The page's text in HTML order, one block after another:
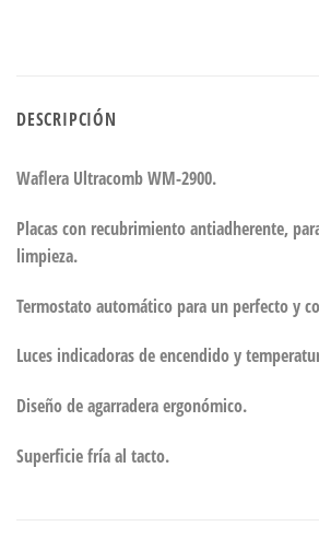
DESCRIPCIÓN
Waflera Ultracomb WM-2900.
Placas con recubrimiento antiadherente,
limpieza.
Termostato automático para un perfecto y
Luces indicadoras de encendido y
Diseño de agarradera ergonómico.
Superficie fría al tacto.